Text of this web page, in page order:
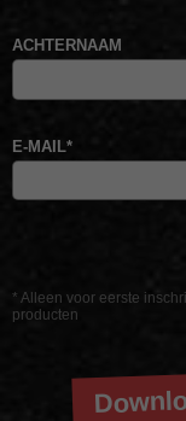
* Alleen voor eerste
producten
ACHTERNAAM
E-MAIL*